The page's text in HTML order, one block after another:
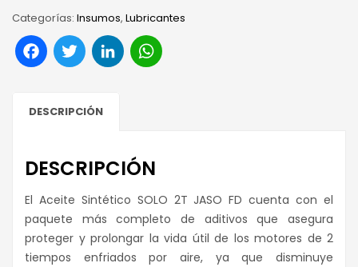
Categorías: Insumos, Lubricantes
Facebook
TwitterLinkedIn
DESCRIPCIÓN
DESCRIPCIÓN
El Aceite Sintético SOLO 2T JASO FD cuenta con el
paquete más completo de aditivos que asegura
proteger y prolongar la vida útil de los motores de 2
tiempos enfriados por aire, ya que disminuye